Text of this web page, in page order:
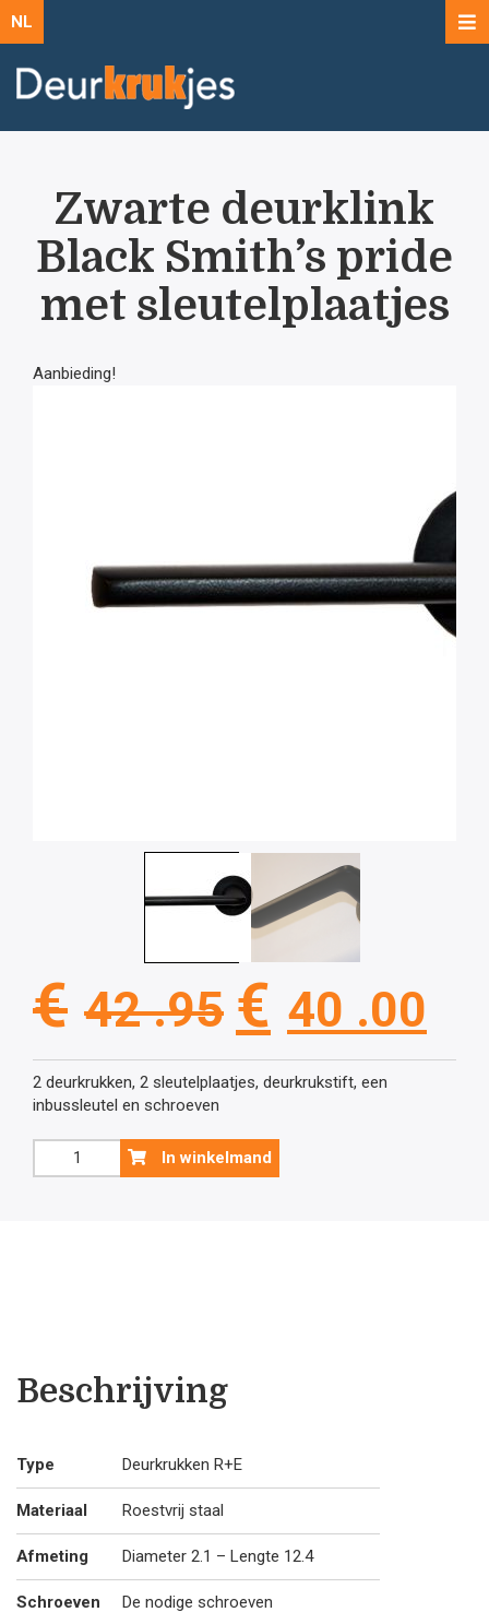
NL
Zwarte deurklink
Black Smith’s pride
met sleutelplaatjes
Aanbieding!
€ 42 .95
prijs
was:
€ 40 .00
2 deurkrukken, 2 sleutelplaatjes, deurkrukstift, een
inbussleutel en schroeven
Zwarte
deurklink
In winkelmand
Beschrijving
Type Deurkrukken R+E
Materiaal Roestvrij staal
Afmeting Diameter 2.1 – Lengte 12.4
Schroeven De nodige schroeven